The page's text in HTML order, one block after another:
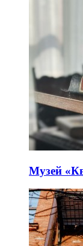
Музей